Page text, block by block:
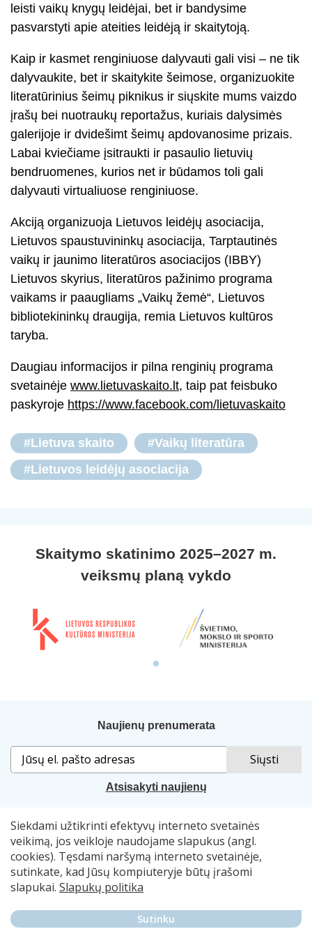
Siekdami užtikrinti efektyvų interneto svetainės
veikimą, jos veikloje naudojame slapukus (angl.
cookies). Tęsdami naršymą interneto svetainėje,
sutinkate, kad Jūsų kompiuteryje būtų įrašomi
slapukai. Slapukų politika
Sutinku
leisti vaikų knygų leidėjai, bet ir bandysime
pasvarstyti apie ateities leidėją ir skaitytoją.
Kaip ir kasmet renginiuose dalyvauti gali visi – ne tik
dalyvaukite, bet ir skaitykite šeimose, organizuokite
literatūrinius šeimų piknikus ir siųskite mums vaizdo
įrašų bei nuotraukų reportažus, kuriais dalysimės
galerijoje ir dvidešimt šeimų apdovanosime prizais.
Labai kviečiame įsitraukti ir pasaulio lietuvių
bendruomenes, kurios net ir būdamos toli gali
dalyvauti virtualiuose renginiuose.
Akciją organizuoja Lietuvos leidėjų asociacija,
Lietuvos spaustuvininkų asociacija, Tarptautinės
vaikų ir jaunimo literatūros asociacijos (IBBY)
Lietuvos skyrius, literatūros pažinimo programa
vaikams ir paaugliams „Vaikų žemė“, Lietuvos
bibliotekininkų draugija, remia Lietuvos kultūros
taryba.
Daugiau informacijos ir pilna renginių programa
svetainėje www.lietuvaskaito.lt, taip pat feisbuko
paskyroje https://www.facebook.com/lietuvaskaito
#Lietuva skaito
#Vaikų literatūra
#Lietuvos leidėjų asociacija
Skaitymo skatinimo 2025–2027 m.
veiksmų planą vykdo
Naujienų prenumerata
Atsisakyti naujienų
Sprendimas: „Idamas“ . Naudojama „Smart Web“
sistema.
© 2007–2026 Lietuvos nacionalinė Martyno Mažvydo
biblioteka, el. p.skaitymometai@lnb.lt
Autorių teisės. Publikuojamų duomenų naudojimas